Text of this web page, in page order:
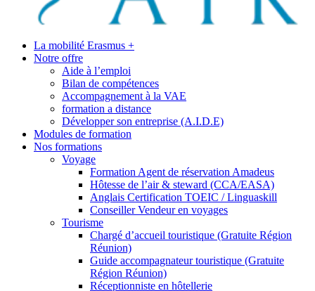
La mobilité Erasmus +
Notre offre
Aide à l’emploi
Bilan de compétences
Accompagnement à la VAE
formation a distance
Développer son entreprise (A.I.D.E)
Modules de formation
Nos formations
Voyage
Formation Agent de réservation Amadeus
Hôtesse de l’air & steward (CCA/EASA)
Anglais Certification TOEIC / Linguaskill
Conseiller Vendeur en voyages
Tourisme
Chargé d’accueil touristique (Gratuite Région
Réunion)
Guide accompagnateur touristique (Gratuite
Région Réunion)
Réceptionniste en hôtellerie